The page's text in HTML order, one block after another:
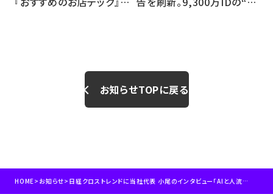
お知らせTOPに戻る
HOME> お知らせ> 日経クロストレンドに当社代表 小尾のインタビュー「AIと人流データ分析」に関する取り組みが掲載されました